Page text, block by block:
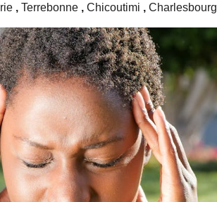
, Terrebonne , Chicoutimi , Charlesbourg